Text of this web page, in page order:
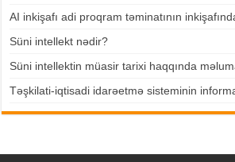
AI inkişafı adi proqram təminatının
Süni intellekt nədir?
Süni intellektin müasir tarixi haqqında
Təşkilati-iqtisadi idarəetmə sisteminin